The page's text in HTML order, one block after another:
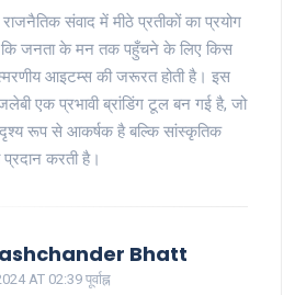
संवाद में मीठे प्रतीकों का प्रयोग
कि जनता के मन तक पहुँचने के लिए किस
आइटम्स की जरूरत होती है। इस
एक प्रभावी ब्रांडिंग टूल बन गई है, जो
रूप से आकर्षक है बल्कि सांस्कृतिक
करती है।
Bhatt
AT 02:39 पूर्वाह्न